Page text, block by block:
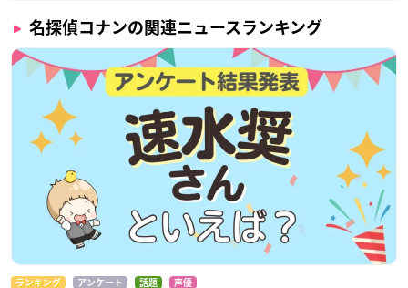
名探偵コナンの関連ニュースランキング
ランキング アンケート 話題 声優